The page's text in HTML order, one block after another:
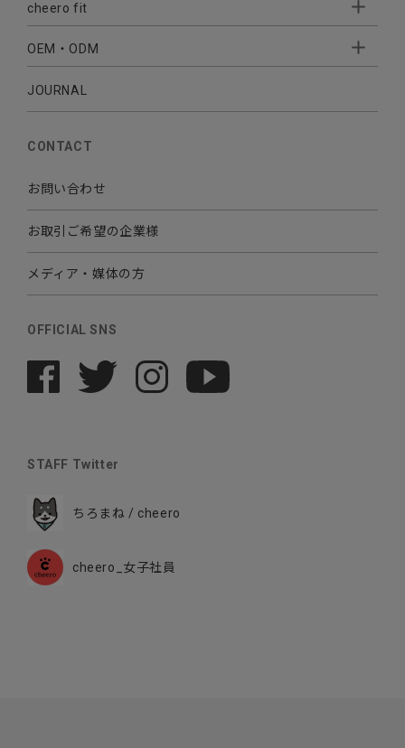
CABLE CHARGER
Sleepion
MOBILE
cheero fit
- Sleepion3
- 軟骨伝導式集音器
OEM・ODM
- OEM・ODM 開発
JOURNAL
CONTACT
お問い合わせ
お取引ご希望の企業様
メディア・媒体の方
OFFICIAL SNS
STAFF Twitter
ちろまね / cheero
cheero_女子社員